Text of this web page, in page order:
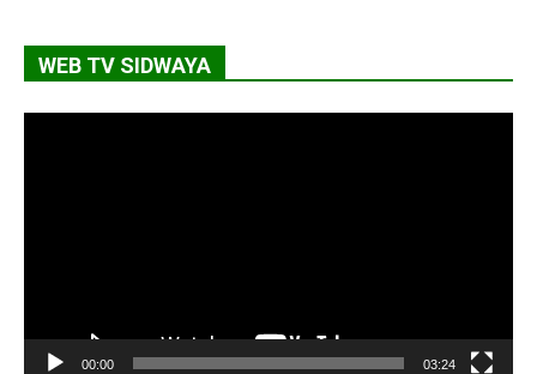
WEB TV SIDWAYA
00:00 03:24